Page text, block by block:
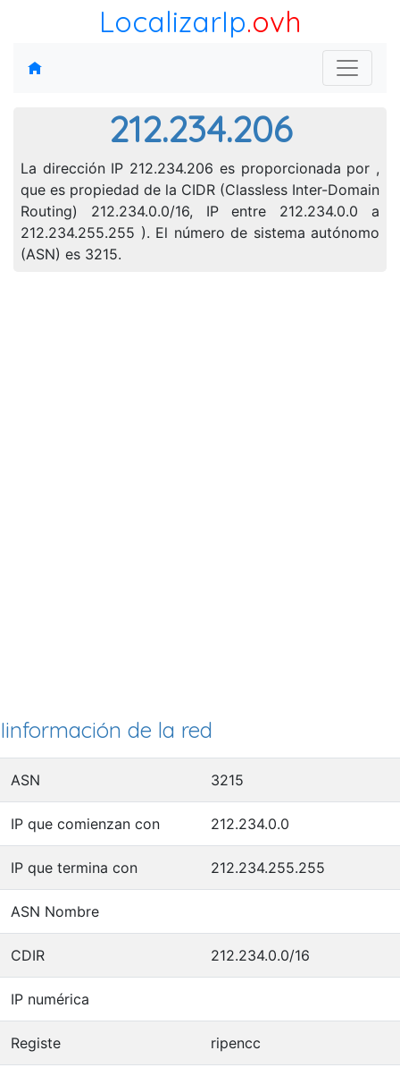
LocalizarIp.ovh
212.234.206
La dirección IP 212.234.206 es proporcionada por ,
que es propiedad de la CIDR (Classless Inter-Domain
Routing) 212.234.0.0/16, IP entre 212.234.0.0 a
212.234.255.255 ). El número de sistema autónomo
(ASN) es 3215.
Iinformación de la red
ASN 3215
IP que comienzan con 212.234.0.0
IP que termina con 212.234.255.255
ASN Nombre
CDIR 212.234.0.0/16
IP numérica
Registe ripencc